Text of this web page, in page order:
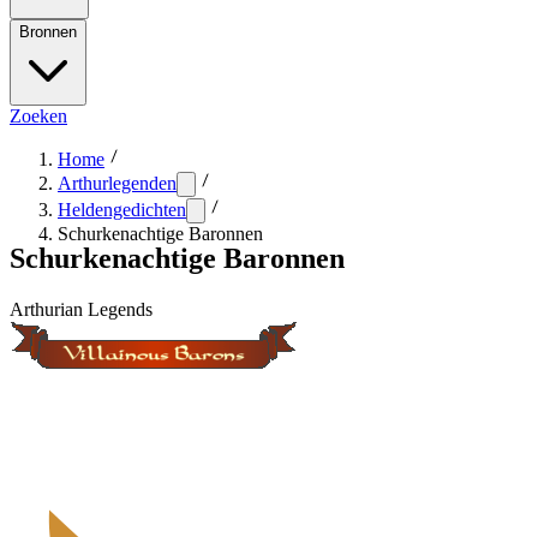
Bronnen
Zoeken
Home
Arthurlegenden
Heldengedichten
Schurkenachtige Baronnen
Schurkenachtige Baronnen
Arthurian Legends